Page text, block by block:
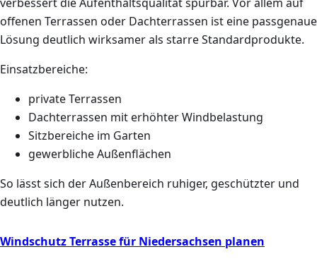
offenen Terrassen oder Dachterrassen ist eine passgenaue
Lösung deutlich wirksamer als starre Standardprodukte.
Einsatzbereiche:
private Terrassen
Dachterrassen mit erhöhter Windbelastung
Sitzbereiche im Garten
gewerbliche Außenflächen
So lässt sich der Außenbereich ruhiger, geschützter und
deutlich länger nutzen.
Windschutz Terrasse für Niedersachsen planen